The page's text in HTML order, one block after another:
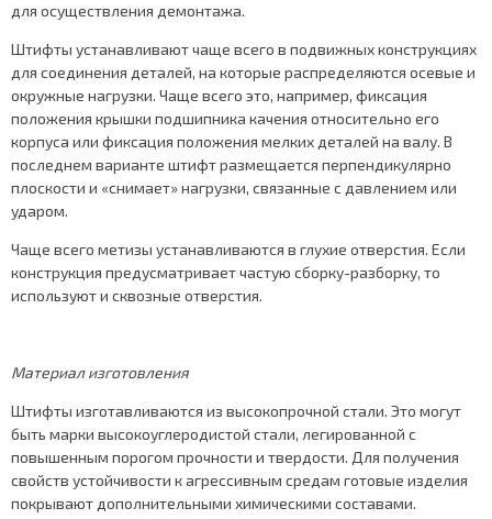
для осуществления демонтажа.
Штифты устанавливают чаще всего в подвижных конструкциях
для соединения деталей, на которые распределяются осевые и
окружные нагрузки. Чаще всего это, например, фиксация
положения крышки подшипника качения относительно его
корпуса или фиксация положения мелких деталей на валу. В
последнем варианте штифт размещается перпендикулярно
плоскости и «снимает» нагрузки, связанные с давлением или
ударом.
Чаще всего метизы устанавливаются в глухие отверстия. Если
конструкция предусматривает частую сборку-разборку, то
используют и сквозные отверстия.
Материал изготовления
Штифты изготавливаются из высокопрочной стали. Это могут
быть марки высокоуглеродистой стали, легированной с
повышенным порогом прочности и твердости. Для получения
свойств устойчивости к агрессивным средам готовые изделия
покрывают дополнительными химическими составами.